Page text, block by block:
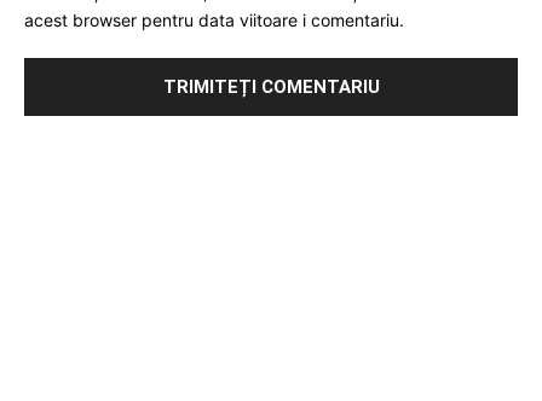
acest browser pentru data viitoare i comentariu.